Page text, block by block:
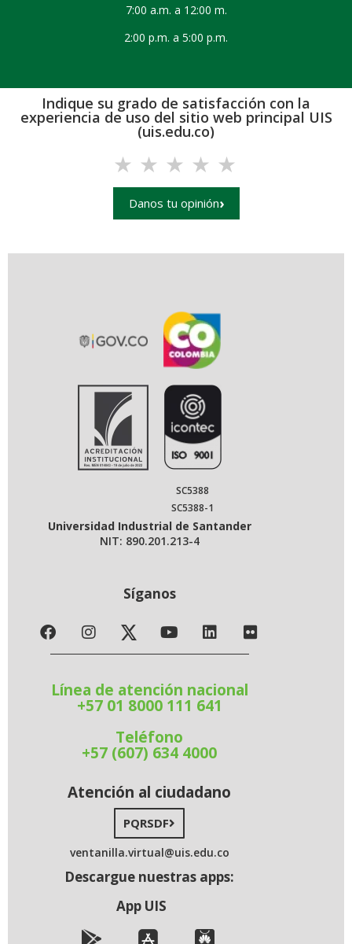
7:00 a.m. a 12:00 m.
2:00 p.m. a 5:00 p.m.
Indique su grado de satisfacción con la
experiencia de uso del sitio web principal UIS
(uis.edu.co)